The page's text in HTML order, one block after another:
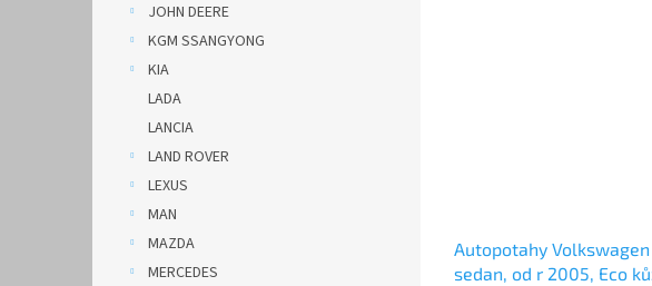
JOHN DEERE
KGM SSANGYONG
KIA
LADA
LANCIA
LAND ROVER
LEXUS
MAN
MAZDA
MERCEDES
Autopotahy Volkswagen
sedan, od r 2005, Eco